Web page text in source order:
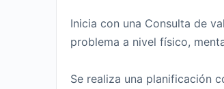
Inicia con una Consulta de
problema a nivel físico,
Se realiza una planificación